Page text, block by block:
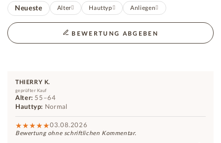
Neueste Alter Hauttyp Anliegen
BEWERTUNG ABGEBEN
THIERRY K.
geprüfter Kauf
Alter: 55–64
Hauttyp: Normal
03.08.2026
Bewertung ohne schriftlichen Kommentar.